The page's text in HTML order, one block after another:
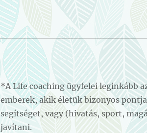
*A Life coaching ügyfelei leginkább
emberek, akik életük bizonyos
segítséget, vagy (hivatás, sport,
javítani.